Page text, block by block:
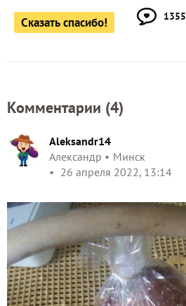
Сказать спасибо!
Комментарии (4)
Aleksandr14
Александр
Минск
26 апреля 2022, 13:14